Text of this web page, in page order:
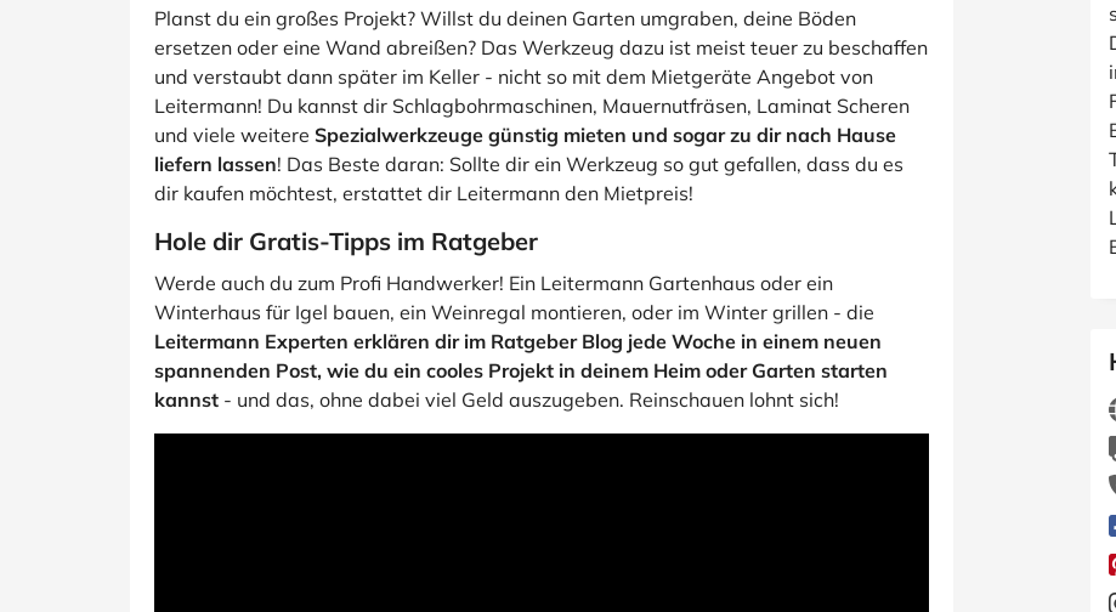
Planst du ein großes Projekt? Willst du deinen Garten umgraben, deine Böden
ersetzen oder eine Wand abreißen? Das Werkzeug dazu ist meist teuer zu beschaffen
und verstaubt dann später im Keller - nicht so mit dem Mietgeräte Angebot von
Leitermann! Du kannst dir Schlagbohrmaschinen, Mauernutfräsen, Laminat Scheren
und viele weitere Spezialwerkzeuge günstig mieten und sogar zu dir nach Hause
liefern lassen! Das Beste daran: Sollte dir ein Werkzeug so gut gefallen, dass du es
dir kaufen möchtest, erstattet dir Leitermann den Mietpreis!
Hole dir Gratis-Tipps im Ratgeber
Werde auch du zum Profi Handwerker! Ein Leitermann Gartenhaus oder ein
Winterhaus für Igel bauen, ein Weinregal montieren, oder im Winter grillen - die
Leitermann Experten erklären dir im Ratgeber Blog jede Woche in einem neuen
spannenden Post, wie du ein cooles Projekt in deinem Heim oder Garten starten
kannst - und das, ohne dabei viel Geld auszugeben. Reinschauen lohnt sich!